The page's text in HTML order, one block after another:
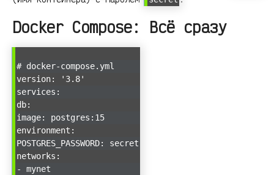
Docker Compose: Всё сразу
# docker-compose.yml
version: '3.8'
services:
db:
image: postgres:15
environment:
POSTGRES_PASSWORD: secret
networks:
- mynet